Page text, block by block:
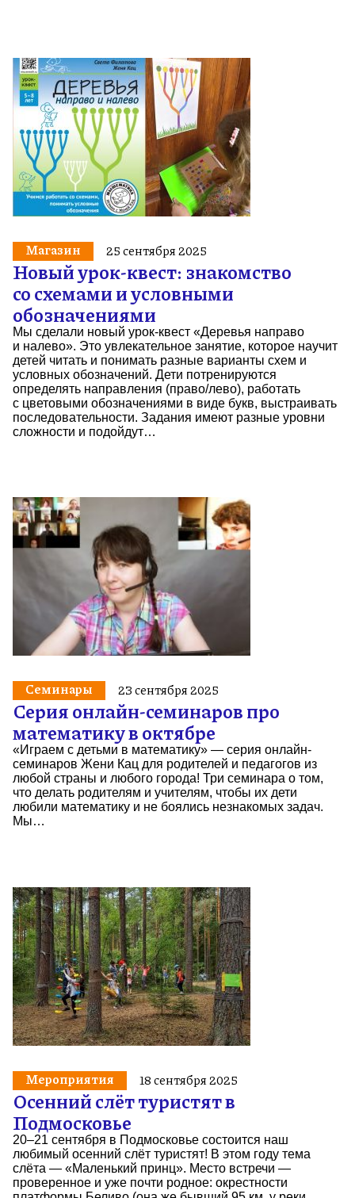
Магазин 25 сентября 2025
Новый урок-квест: знакомство
со схемами и условными
обозначениями
Мы сделали новый урок-квест «Деревья направо
и налево». Это увлекательное занятие, которое научит
детей читать и понимать разные варианты схем и
условных обозначений. Дети потренируются
определять направления (право/лево), работать
с цветовыми обозначениями в виде букв, выстраивать
последовательности. Задания имеют разные уровни
сложности и подойдут…
Семинары 23 сентября 2025
Серия онлайн-семинаров про
математику в октябре
«Играем с детьми в математику» — серия онлайн-
семинаров Жени Кац для родителей и педагогов из
любой страны и любого города! Три семинара о том,
что делать родителям и учителям, чтобы их дети
любили математику и не боялись незнакомых задач.
Мы…
Мероприятия 18 сентября 2025
Осенний слёт туристят в
Подмосковье
20–21 сентября в Подмосковье состоится наш
любимый осенний слёт туристят! В этом году тема
слёта — «Маленький принц». Место встречи —
проверенное и уже почти родное: окрестности